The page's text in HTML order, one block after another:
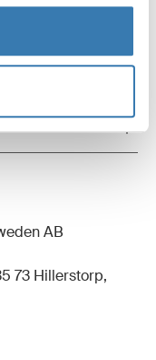
AB
73 Hillerstorp,